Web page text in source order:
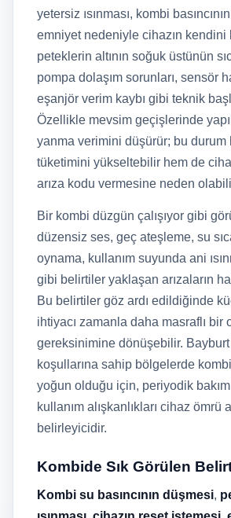
yetersiz ısınması, kombi
emniyet nedeniyle cihazın kendini
peteklerin altının soğuk üstünün
pompa dolaşım sorunları, sensör
eşanjör verim kaybı gibi teknik
Özellikle mevsim geçişlerinde
yanma verimini düşürür; bu durum
tüketimini yükseltebilir hem de
arıza kodu vermesine neden
Bir kombi düzgün çalışıyor gibi
düzensiz ses, geç ateşleme, su
oynama, kullanım suyunda ani
gibi belirtiler yaklaşan arızaların
Bu belirtiler göz ardı edildiğinde
ihtiyacı zamanla daha masraflı bir
gereksinimine dönüşebilir. Bayburt
koşullarına sahip bölgelerde kombi
yoğun olduğu için, periyodik
kullanım alışkanlıkları cihaz ömrü
belirleyicidir.
Kombide Sık Görülen
Kombi su basıncının düşmesi,